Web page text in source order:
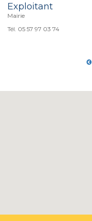
Exploitant
Mairie
Tél. 05 57 97 03 74